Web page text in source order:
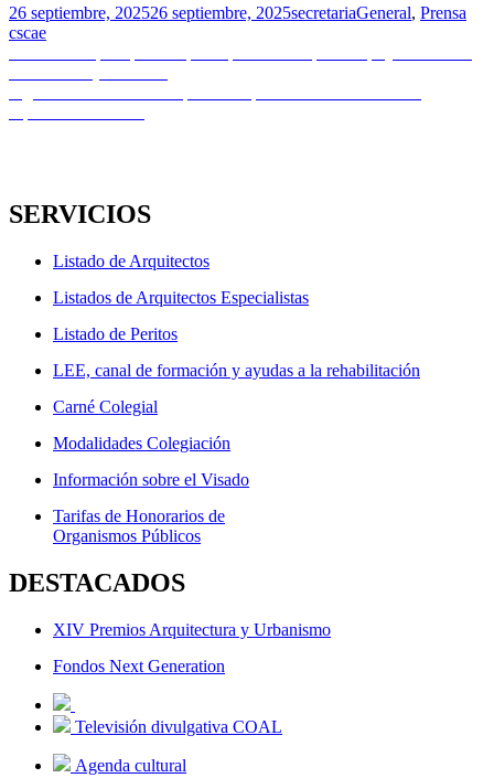
Publicado
el
26 septiembre, 202526 septiembre, 2025Autor
secretariaCategorías
General, Prensa
cscae
Navegación
de
entradas
SERVICIOS
Listado de Arquitectos
Listados de Arquitectos Especialistas
Listado de Peritos
LEE, canal de formación y ayudas a la rehabilitación
Carné Colegial
Modalidades Colegiación
Información sobre el Visado
Tarifas de Honorarios de
Organismos Públicos
DESTACADOS
XIV Premios Arquitectura y Urbanismo
Fondos Next Generation
Televisión divulgativa COAL
Agenda cultural